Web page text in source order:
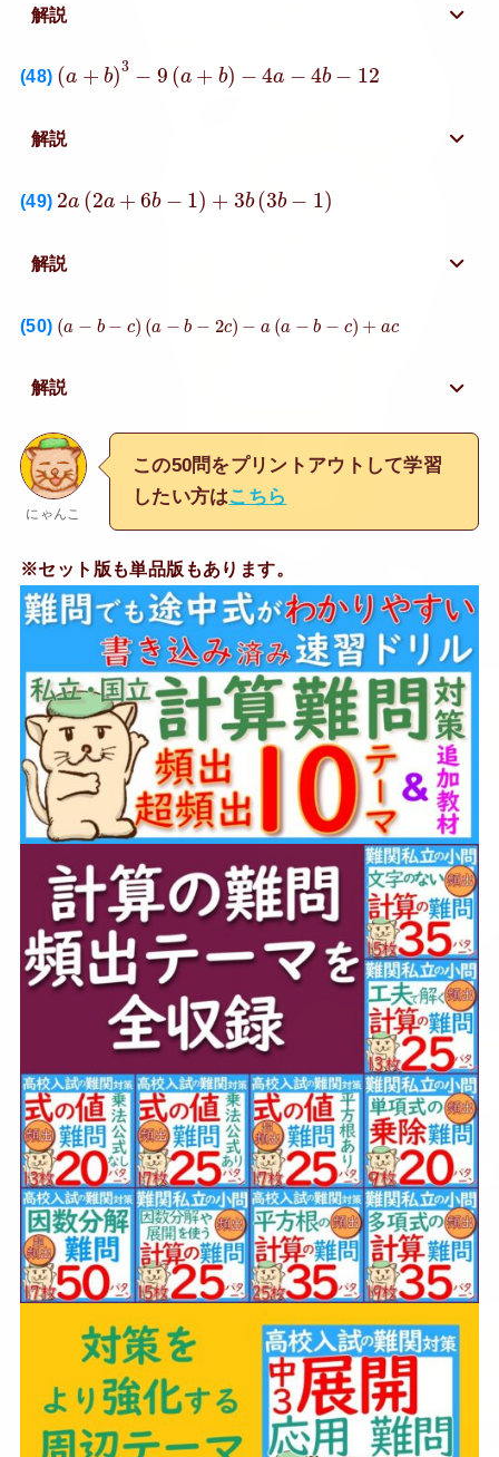
解説
(48) (a + b)3 − 9 (a + b) − 4a − 4b − 12
( )3− a + 4a b
解説
(49) 2a (2a + 6b − 1) + 3b (3b − 1)
2 (2a +6 b− + 3 b 3b −1)
解説
(50) (a − b − c) (a − b − 2c) − a (a − b − c) + ac
(a b− )( a− − c)− a −b c ac
解説
にゃんこ
この50問をプリントアウトして学習
したい方はこちら
※セット版も単品版もあります。